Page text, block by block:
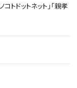
コトドットネット」「親孝